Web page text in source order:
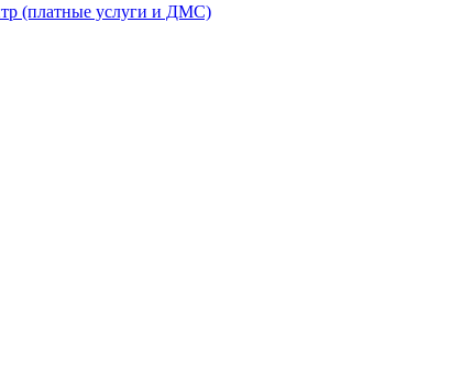
(платные услуги и ДМС)